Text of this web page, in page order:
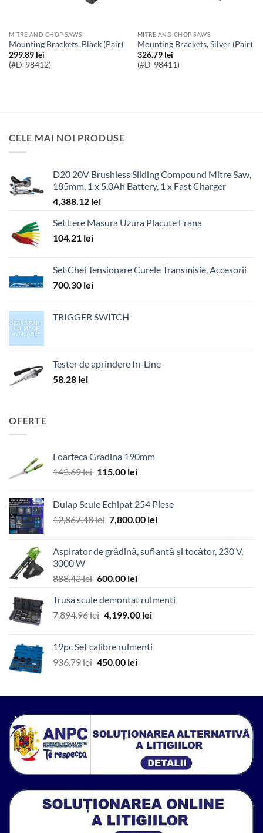
MITRE AND CHOP SAWS
Mounting Brackets, Black (Pair)
299.89 lei
(#D-98412)
MITRE AND CHOP SAWS
Mounting Brackets, Silver (Pair)
326.79 lei
(#D-98411)
CELE MAI NOI PRODUSE
D20 20V Brushless Sliding Compound Mitre Saw,
185mm, 1 x 5.0Ah Battery, 1 x Fast Charger
4,388.12 lei
Set Lere Masura Uzura Placute Frana
104.21 lei
Set Chei Tensionare Curele Transmisie, Accesorii
700.30 lei
TRIGGER SWITCH
Tester de aprindere In-Line
58.28 lei
OFERTE
Foarfeca Gradina 190mm
143.69lei Prețul
fost:
143.69 lei.
115.00 leiPrețul
115.00 lei.
Dulap Scule Echipat 254 Piese
12,867.48lei Prețul
fost:
7,800.00 leiPrețul
7,800.00 lei.
Aspirator de grădină, suflantă și tocător, 230 V,
3000 W
888.43lei Prețul
a
fost:
600.00 leiPrețul
este:
600.00 lei.
Trusa scule demontat rulmenti
7,894.96lei Prețul
fost:
7,894.96 lei.
4,199.00 leiPrețul
4,199.00 lei.
19pc Set calibre rulmenti
936.79lei Prețul
fost:
450.00 leiPrețul
450.00 lei.